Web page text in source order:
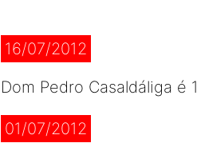
16/07/2012
Dom Pedro Casaldáliga
01/07/2012